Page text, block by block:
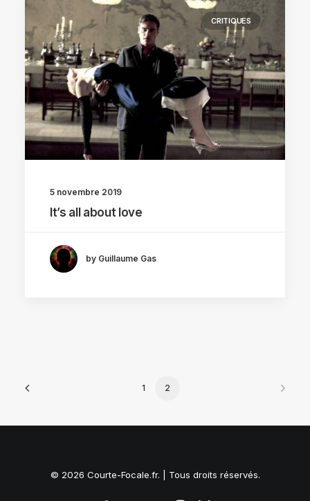
CRITIQUES
5 novembre 2019
It’s all about love
by Guillaume Gas
1 2
© 2026 Courte-Focale.fr. | Tous droits réservés.